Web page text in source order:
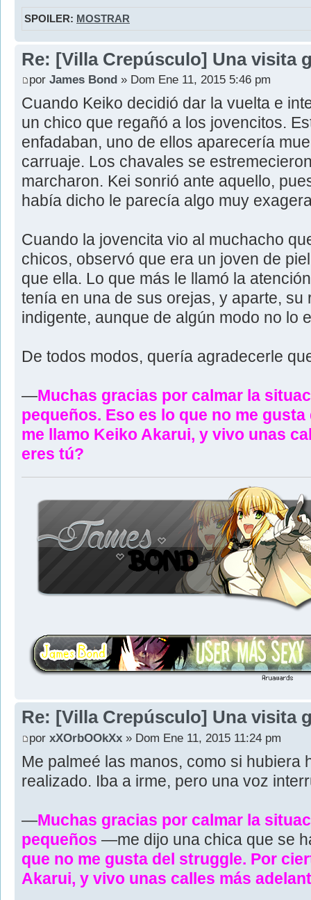
SPOILER: MOSTRAR
Re: [Villa Crepúsculo] Una visita
por James Bond » Dom Ene 11, 2015 5:46 pm
Cuando Keiko decidió dar la vuelta e
un chico que regañó a los jovencitos.
enfadaban, uno de ellos aparecería
carruaje. Los chavales se
marcharon. Kei sonrió ante aquello,
había dicho le parecía algo muy
Cuando la jovencita vio al muchacho
chicos, observó que era un joven de
que ella. Lo que más le llamó la
tenía en una de sus orejas, y aparte, su
indigente, aunque de algún modo no lo
De todos modos, quería agradecerle
—Muchas gracias por calmar la
pequeños. Eso es lo que no me
me llamo Keiko Akarui, y vivo unas
eres tú?
Re: [Villa Crepúsculo] Una visita
por xXOrbOOkXx » Dom Ene 11, 2015 11:24 pm
Me palmeé las manos, como si hubiera
realizado. Iba a irme, pero una voz
—Muchas gracias por calmar la
pequeños —me dijo una chica que se
que no me gusta del struggle. Por
Akarui, y vivo unas calles más